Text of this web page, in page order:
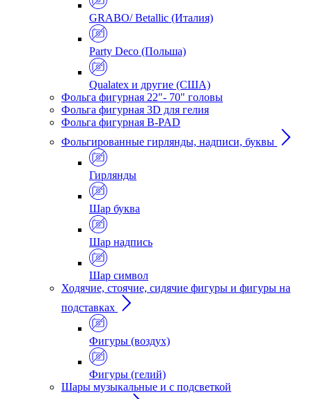
GRABO/ Betallic (Италия)
Party Deco (Польша)
Qualatex и другие (США)
Фольга фигурная 22"- 70" головы
Фольга фигурная 3D для гелия
Фольга фигурная B-PAD
Фольгированные гирлянды, надписи, буквы
Гирлянды
Шар буква
Шар надпись
Шар символ
Ходячие, стоячие, сидячие фигуры и фигуры на
подставках
Фигуры (воздух)
Фигуры (гелий)
Шары музыкальные и с подсветкой